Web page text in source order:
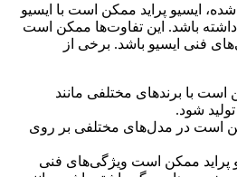
ایسیو پراید ممکن است با ایسیو
باشد. این تفاوت‌ها ممکن است
فنی ایسیو باشد. برخی از
است با برندهای مختلفی مانند
شود.
است در مدل‌های مختلفی بر روی
پراید ممکن است ویژگی‌های فنی